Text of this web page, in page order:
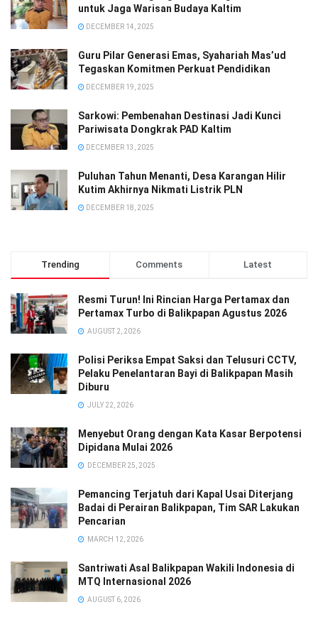
untuk Jaga Warisan Budaya Kaltim
DECEMBER 14, 2025
Guru Pilar Generasi Emas, Syahariah Mas’ud
Tegaskan Komitmen Perkuat Pendidikan
DECEMBER 19, 2025
Sarkowi: Pembenahan Destinasi Jadi Kunci
Pariwisata Dongkrak PAD Kaltim
DECEMBER 13, 2025
Puluhan Tahun Menanti, Desa Karangan Hilir
Kutim Akhirnya Nikmati Listrik PLN
DECEMBER 18, 2025
Trending Comments Latest
Resmi Turun! Ini Rincian Harga Pertamax dan
Pertamax Turbo di Balikpapan Agustus 2026
AUGUST 2, 2026
Polisi Periksa Empat Saksi dan Telusuri CCTV,
Pelaku Penelantaran Bayi di Balikpapan Masih
Diburu
JULY 22, 2026
Menyebut Orang dengan Kata Kasar Berpotensi
Dipidana Mulai 2026
DECEMBER 25, 2025
Pemancing Terjatuh dari Kapal Usai Diterjang
Badai di Perairan Balikpapan, Tim SAR Lakukan
Pencarian
MARCH 12, 2026
Santriwati Asal Balikpapan Wakili Indonesia di
MTQ Internasional 2026
AUGUST 6, 2026